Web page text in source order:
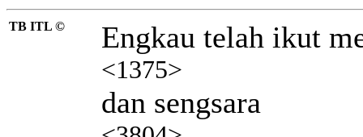
TB ITL © Engkau telah ikut
<1375>
dan sengsara